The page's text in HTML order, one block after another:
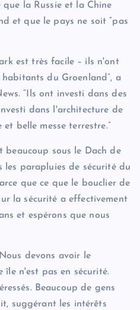
la Russie et la Chine
et que le pays ne soit “pas
est très facile – ils n'ont
du Groenland”, a
“Ils ont investi dans des
dans l'architecture de
belle messe terrestre.”
beaucoup sous le Dach de
les parapluies de sécurité du
que ce que le bouclier de
la sécurité a effectivement
et espérons que nous
devons avoir le
île n'est pas en sécurité.
Beaucoup de gens
suggérant les intérêts